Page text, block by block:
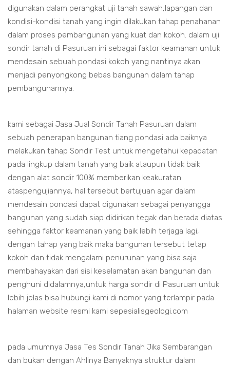
digunakan dalam perangkat uji tanah sawah,lapangan dan
kondisi-kondisi tanah yang ingin dilakukan tahap penahanan
dalam proses pembangunan yang kuat dan kokoh. dalam uji
sondir tanah di Pasuruan ini sebagai faktor keamanan untuk
mendesain sebuah pondasi kokoh yang nantinya akan
menjadi penyongkong bebas bangunan dalam tahap
pembangunannya.
kami sebagai Jasa Jual Sondir Tanah Pasuruan dalam
sebuah penerapan bangunan tiang pondasi ada baiknya
melakukan tahap Sondir Test untuk mengetahui kepadatan
pada lingkup dalam tanah yang baik ataupun tidak baik
dengan alat sondir 100% memberikan keakuratan
ataspengujiannya, hal tersebut bertujuan agar dalam
mendesain pondasi dapat digunakan sebagai penyangga
bangunan yang sudah siap didirikan tegak dan berada diatas
sehingga faktor keamanan yang baik lebih terjaga lagi,
dengan tahap yang baik maka bangunan tersebut tetap
kokoh dan tidak mengalami penurunan yang bisa saja
membahayakan dari sisi keselamatan akan bangunan dan
penghuni didalamnya,untuk harga sondir di Pasuruan untuk
lebih jelas bisa hubungi kami di nomor yang terlampir pada
halaman website resmi kami sepesialisgeologi.com
pada umumnya Jasa Tes Sondir Tanah Jika Sembarangan
dan bukan dengan Ahlinya Banyaknya struktur dalam